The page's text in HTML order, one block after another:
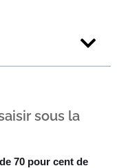
sous la
70 pour cent de